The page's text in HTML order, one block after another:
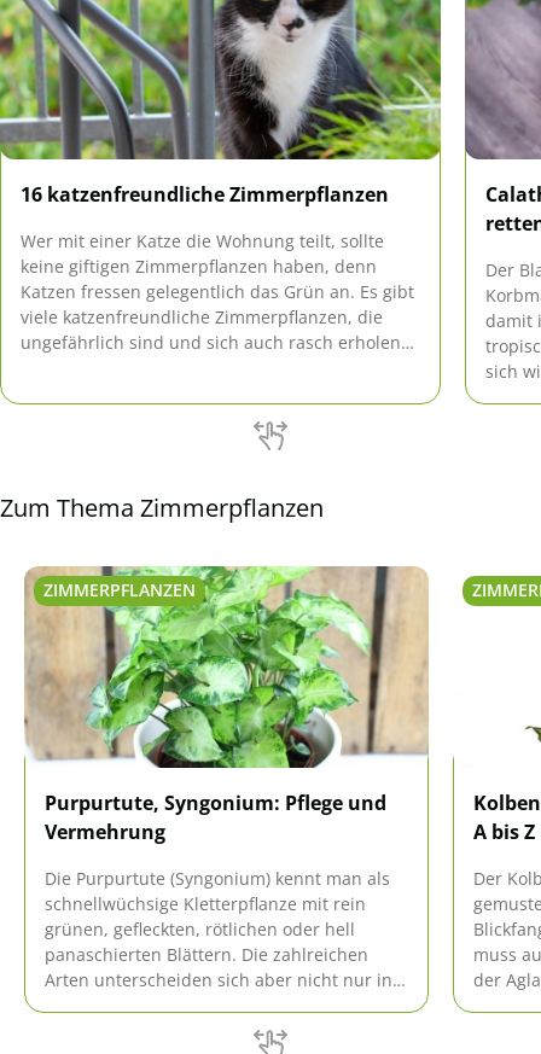
16 katzenfreundliche Zimmerpflanzen
Wer mit einer Katze die Wohnung teilt, sollte
keine giftigen Zimmerpflanzen haben, denn
Katzen fressen gelegentlich das Grün an. Es gibt
viele katzenfreundliche Zimmerpflanzen, die
ungefährlich sind und sich auch rasch erholen
Der
damit
sich
Zum Thema Zimmerpflanzen
ZIMMERPFLANZEN
Purpurtute, Syngonium: Pflege und
Vermehrung
Die Purpurtute (Syngonium) kennt man als
schnellwüchsige Kletterpflanze mit rein
grünen, gefleckten, rötlichen oder hell
panaschierten Blättern. Die zahlreichen
Arten unterscheiden sich aber nicht nur in
Blätter, die sich mit zunehmendem Alter
A bis Z
Der
muss
der